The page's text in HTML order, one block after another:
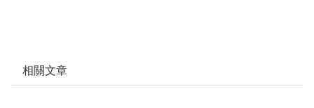
相關文章